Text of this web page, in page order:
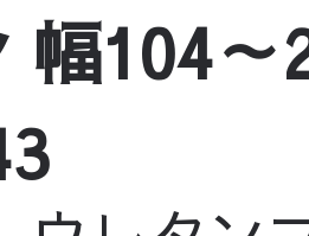
/【1人掛
幅104